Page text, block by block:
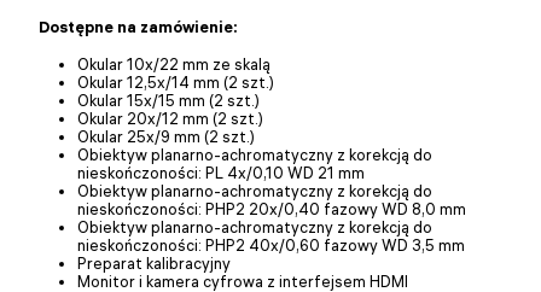
Dostępne na zamówienie:
Okular 10x/22 mm ze skalą
Okular 12,5x/14 mm (2 szt.)
Okular 15x/15 mm (2 szt.)
Okular 20x/12 mm (2 szt.)
Okular 25x/9 mm (2 szt.)
Obiektyw planarno-achromatyczny z korekcją do
nieskończoności: PL 4x/0,10 WD 21 mm
Obiektyw planarno-achromatyczny z korekcją do
nieskończoności: PHP2 20x/0,40 fazowy WD 8,0 mm
Obiektyw planarno-achromatyczny z korekcją do
nieskończoności: PHP2 40x/0,60 fazowy WD 3,5 mm
Preparat kalibracyjny
Monitor i kamera cyfrowa z interfejsem HDMI